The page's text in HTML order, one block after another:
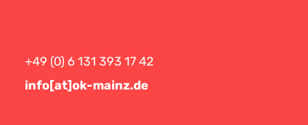
+49 (0) 6 131 393 17 42
info[at]ok-mainz.de